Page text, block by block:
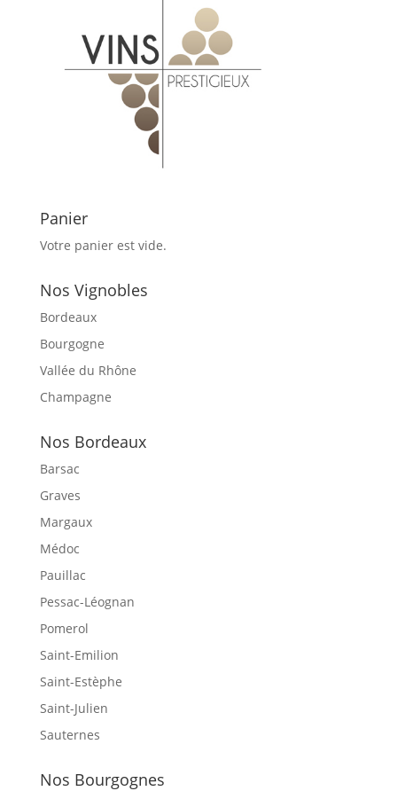
Panier
Votre panier est vide.
Nos Vignobles
Bordeaux
Bourgogne
Vallée du Rhône
Champagne
Nos Bordeaux
Barsac
Graves
Margaux
Médoc
Pauillac
Pessac-Léognan
Pomerol
Saint-Emilion
Saint-Estèphe
Saint-Julien
Sauternes
Nos Bourgognes